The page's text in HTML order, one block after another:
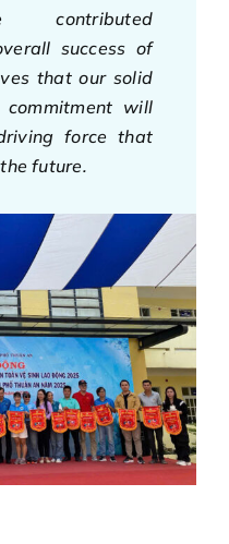
contributed
success of
that our solid
will
force that
future.